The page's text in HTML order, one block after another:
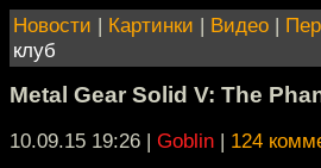
Новости | Картинки | Видео |
клуб
Metal Gear Solid V: The
10.09.15 19:26 | Goblin | 124